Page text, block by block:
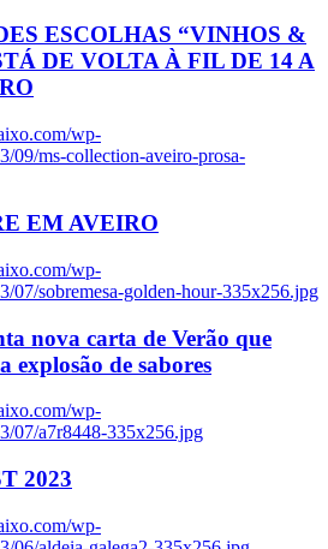
ESCOLHAS “VINHOS &
DE VOLTA À FIL DE 14 A
wp-
09/ms-collection-aveiro-prosa-
EM AVEIRO
wp-
07/sobremesa-golden-hour-335x256.jpg
nova carta de Verão que
explosão de sabores
wp-
07/a7r8448-335x256.jpg
2023
wp-